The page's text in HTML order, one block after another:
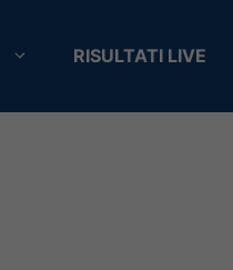
RISULTATI LIVE